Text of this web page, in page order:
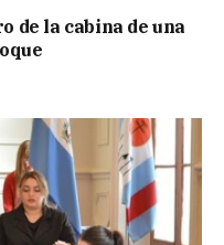
de la cabina de una